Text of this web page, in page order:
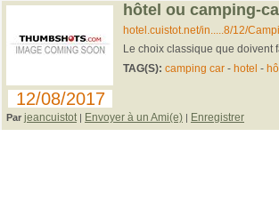
12/08/2017
hôtel ou camping-
hotel.cuistot.net/in.....8/12/
Le choix classique que doivent
TAG(S): camping car- hotel -
Par jeancuistot | Envoyer à un Ami(e) | Enregistrer